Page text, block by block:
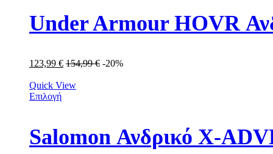
Under Armour HOVR
123,99 € 154,99€ -20%
Quick View
Επιλογή
Salomon Ανδρικό X-